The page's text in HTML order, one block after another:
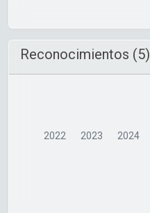
Reconocimientos (5)
2022 2023 2024